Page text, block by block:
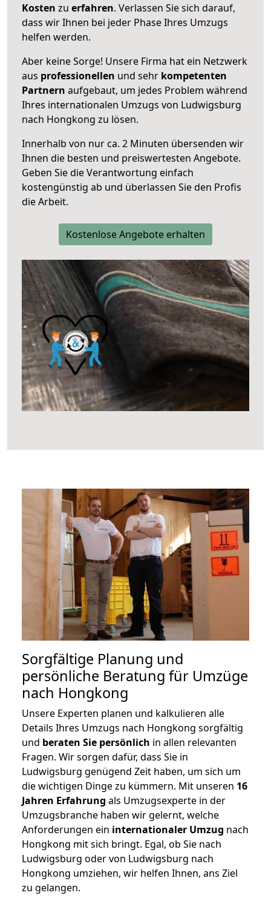
Kosten zu erfahren. Verlassen Sie sich darauf,
dass wir Ihnen bei jeder Phase Ihres Umzugs
helfen werden.
Aber keine Sorge! Unsere Firma hat ein Netzwerk
aus professionellen und sehr kompetenten
Partnern aufgebaut, um jedes Problem während
Ihres internationalen Umzugs von Ludwigsburg
nach Hongkong zu lösen.
Innerhalb von nur ca. 2 Minuten übersenden wir
Ihnen die besten und preiswertesten Angebote.
Geben Sie die Verantwortung einfach
kostengünstig ab und überlassen Sie den Profis
die Arbeit.
Kostenlose Angebote erhalten
Sorgfältige Planung und
persönliche Beratung für Umzüge
nach Hongkong
Unsere Experten planen und kalkulieren alle
Details Ihres Umzugs nach Hongkong sorgfältig
und beraten Sie persönlich in allen relevanten
Fragen. Wir sorgen dafür, dass Sie in
Ludwigsburg genügend Zeit haben, um sich um
die wichtigen Dinge zu kümmern. Mit unseren 16
Jahren Erfahrung als Umzugsexperte in der
Umzugsbranche haben wir gelernt, welche
Anforderungen ein internationaler Umzug nach
Hongkong mit sich bringt. Egal, ob Sie nach
Ludwigsburg oder von Ludwigsburg nach
Hongkong umziehen, wir helfen Ihnen, ans Ziel
zu gelangen.